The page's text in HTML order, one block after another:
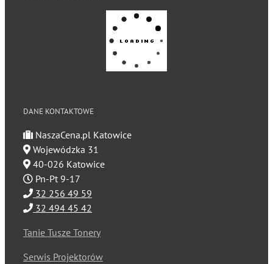
DANE KONTAKTOWE
NaszaCena.pl Katowice
Wojewódzka 31
40-026 Katowice
Pn-Pt 9-17
32 256 49 59
32 494 45 42
Tanie Tusze Tonery
Serwis Projektorów